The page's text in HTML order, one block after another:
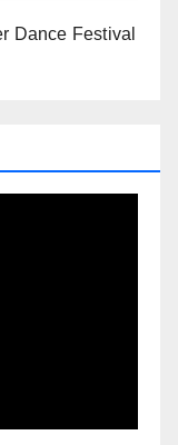
Dance Festival